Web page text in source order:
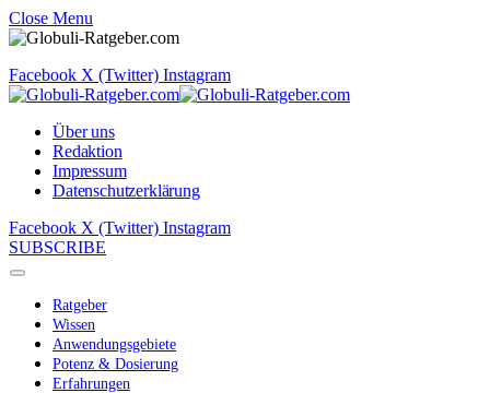
Close Menu
Facebook X (Twitter) Instagram
Über uns
Redaktion
Impressum
Datenschutzerklärung
Facebook X (Twitter) Instagram
SUBSCRIBE
Ratgeber
Wissen
Anwendungsgebiete
Potenz & Dosierung
Erfahrungen